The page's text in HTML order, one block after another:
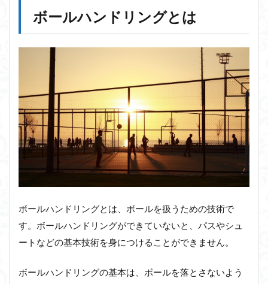
ボールハンドリングとは
ボールハンドリングとは、ボールを扱うための技術で
す。ボールハンドリングができていないと、パスやシュ
ートなどの基本技術を身につけることができません。
ボールハンドリングの基本は、ボールを落とさないよう